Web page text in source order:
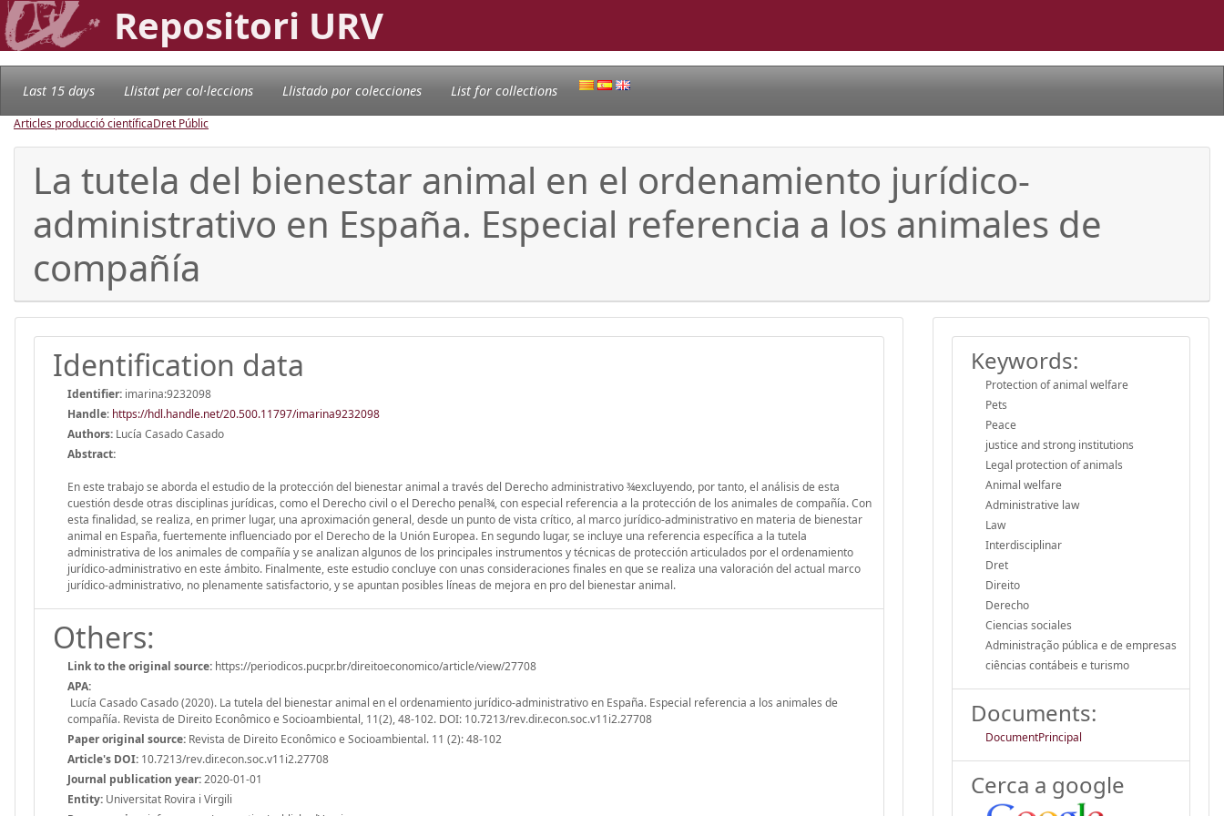
Repositori URV
Last 15 days Llistat per col·leccions Llistado por colecciones List for collections
Articles producció científicaDret Públic
La tutela del bienestar animal en el ordenamiento jurídico-
administrativo en España. Especial referencia a los animales de
compañía
Identification data
Identifier: imarina:9232098
Handle: https://hdl.handle.net/20.500.11797/imarina9232098
Authors: Lucía Casado Casado
Abstract:
En este trabajo se aborda el estudio de la protección del bienestar animal a través del Derecho administrativo ¾excluyendo, por tanto, el análisis de esta
cuestión desde otras disciplinas jurídicas, como el Derecho civil o el Derecho penal¾, con especial referencia a la protección de los animales de compañía. Con
esta finalidad, se realiza, en primer lugar, una aproximación general, desde un punto de vista crítico, al marco jurídico-administrativo en materia de bienestar
animal en España, fuertemente influenciado por el Derecho de la Unión Europea. En segundo lugar, se incluye una referencia específica a la tutela
administrativa de los animales de compañía y se analizan algunos de los principales instrumentos y técnicas de protección articulados por el ordenamiento
jurídico-administrativo en este ámbito. Finalmente, este estudio concluye con unas consideraciones finales en que se realiza una valoración del actual marco
jurídico-administrativo, no plenamente satisfactorio, y se apuntan posibles líneas de mejora en pro del bienestar animal.
Others:
Link to the original source: https://periodicos.pucpr.br/direitoeconomico/article/view/27708
APA:
Lucía Casado Casado (2020). La tutela del bienestar animal en el ordenamiento jurídico-administrativo en España. Especial referencia a los animales de
compañía. Revista de Direito Econômico e Socioambiental, 11(2), 48-102. DOI: 10.7213/rev.dir.econ.soc.v11i2.27708
Paper original source: Revista de Direito Econômico e Socioambiental. 11 (2): 48-102
Article's DOI: 10.7213/rev.dir.econ.soc.v11i2.27708
Journal publication year:2020-01-01
Entity: Universitat Rovira i Virgili
Keywords:
Protection of animal welfare
Pets
Peace
justice and strong institutions
Legal protection of animals
Animal welfare
Administrative law
Law
Interdisciplinar
Dret
Direito
Derecho
Ciencias sociales
Administração pública e de empresas
ciências contábeis e turismo
Documents:
DocumentPrincipal
Cerca a google